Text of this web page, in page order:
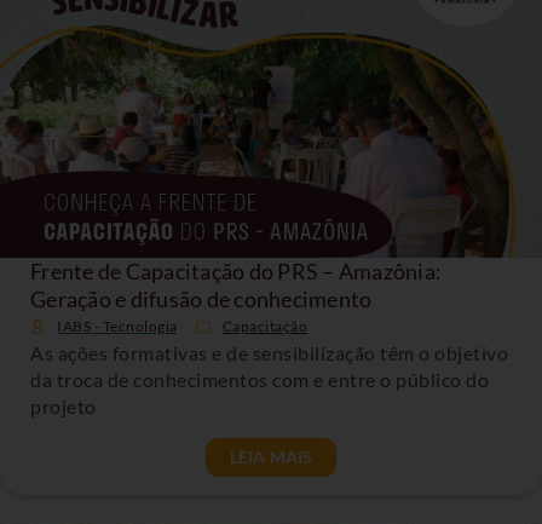
Frente de Capacitação do PRS – Amazônia:
Geração e difusão de conhecimento
IABS - Tecnologia Capacitação
As ações formativas e de sensibilização têm o objetivo
da troca de conhecimentos com e entre o público do
projeto
LEIA MAIS